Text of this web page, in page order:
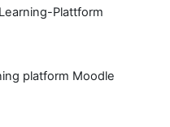
Plattform
platform Moodle